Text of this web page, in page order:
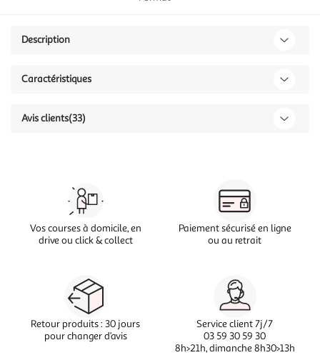
Description
Caractéristiques
Avis clients(33)
Vos courses à domicile, en
drive ou click & collect
Paiement sécurisé en ligne
ou au retrait
Retour produits : 30 jours
pour changer d’avis
Service client 7j/7
03 59 30 59 30
8h>21h, dimanche 8h30>13h